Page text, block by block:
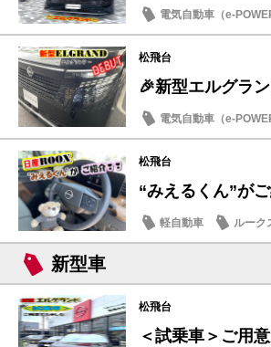
電気自動車（e-
日産のお店
松飛台
🎉新型エルグラ
電気自動車（e-
日産のお店
松飛台
“みえるくん”が
軽自動車 ルーク
新型車
松飛台
＜試乗車＞ご用